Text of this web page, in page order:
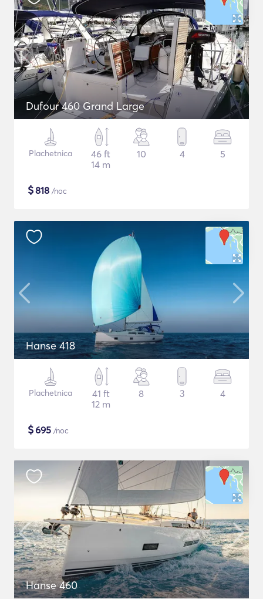
Dufour 460 Grand Large
Plachetnica
46 ft
14 m
10 4 5
$818 /noc
Hanse 418
Plachetnica
41 ft
12 m
8 3 4
$695 /noc
Hanse 460